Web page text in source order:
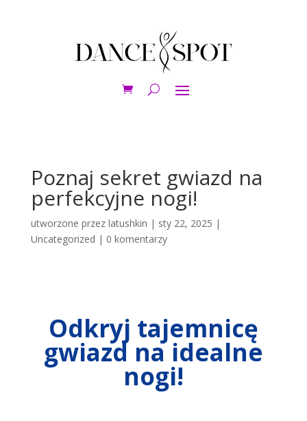
Poznaj sekret gwiazd na
perfekcyjne nogi!
utworzone przez latushkin | sty 22, 2025 |
Uncategorized | 0 komentarzy
Odkryj tajemnicę
gwiazd na idealne
nogi!